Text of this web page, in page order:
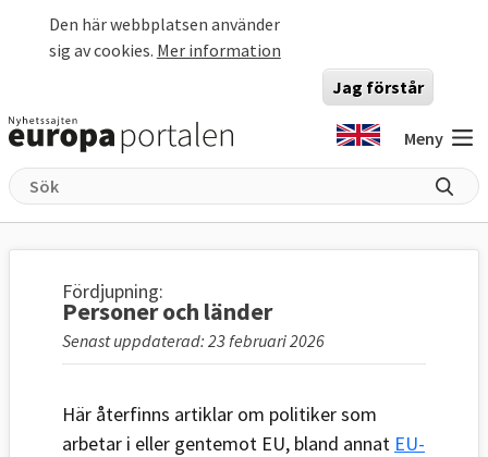
Den här webbplatsen använder
sig av cookies. Mer information
Jag förstår
Meny
Fördjupning:
Personer och länder
Senast uppdaterad: 23 februari 2026
Här återfinns artiklar om politiker som
arbetar i eller gentemot EU, bland annat EU-